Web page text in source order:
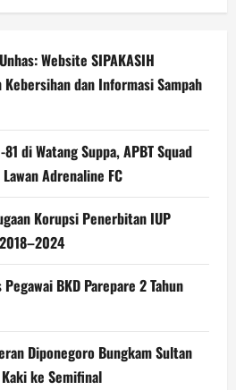
Website SIPAKASIH
dan Informasi Sampah
di Watang Suppa, APBT Squad
Adrenaline FC
Korupsi Penerbitan IUP
BKD Parepare 2 Tahun
Diponegoro Bungkam Sultan
ke Semifinal